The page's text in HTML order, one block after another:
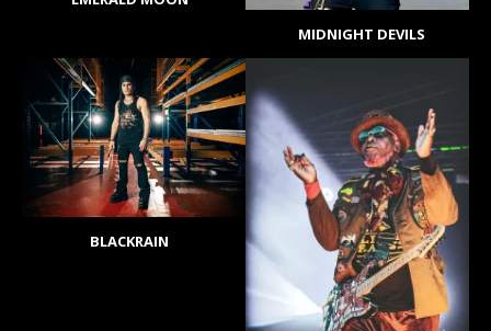
MIDNIGHT DEVILS
BLACKRAIN